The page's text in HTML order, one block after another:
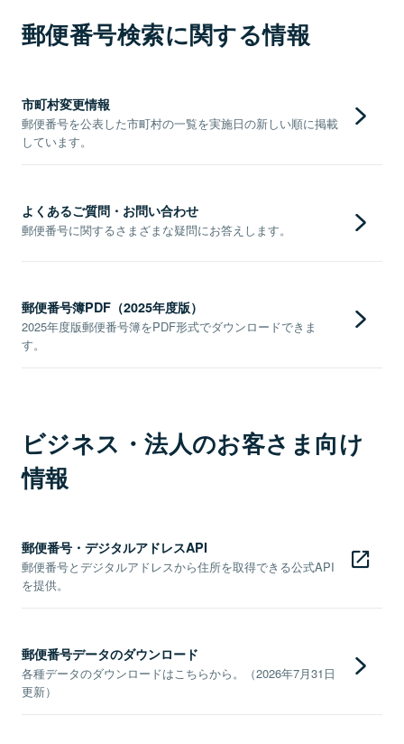
郵便番号検索に関する情報
市町村変更情報
郵便番号を公表した市町村の一覧を実施日の新しい順に掲載
しています。
よくあるご質問・お問い合わせ
郵便番号に関するさまざまな疑問にお答えします。
郵便番号簿PDF（2025年度版）
2025年度版郵便番号簿をPDF形式でダウンロードできま
す。
ビジネス・法人のお客さま向け
情報
郵便番号・デジタルアドレスAPI
郵便番号とデジタルアドレスから住所を取得できる公式API
を提供。
郵便番号データのダウンロード
各種データのダウンロードはこちらから。（2026年7月31日
更新）